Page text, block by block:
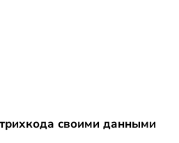
своими данными